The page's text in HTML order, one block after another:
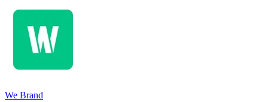
We Brand